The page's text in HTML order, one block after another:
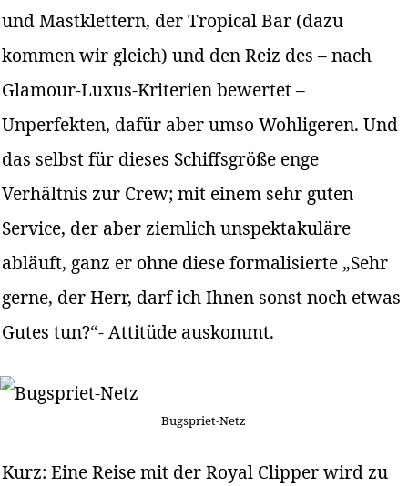
und Mastklettern, der Tropical Bar (dazu
kommen wir gleich) und den Reiz des – nach
Glamour-Luxus-Kriterien bewertet –
Unperfekten, dafür aber umso Wohligeren. Und
das selbst für dieses Schiffsgröße enge
Verhältnis zur Crew; mit einem sehr guten
Service, der aber ziemlich unspektakuläre
abläuft, ganz er ohne diese formalisierte „Sehr
gerne, der Herr, darf ich Ihnen sonst noch etwas
Gutes tun?“- Attitüde auskommt.
Bugspriet-Netz
Kurz: Eine Reise mit der Royal Clipper wird zu